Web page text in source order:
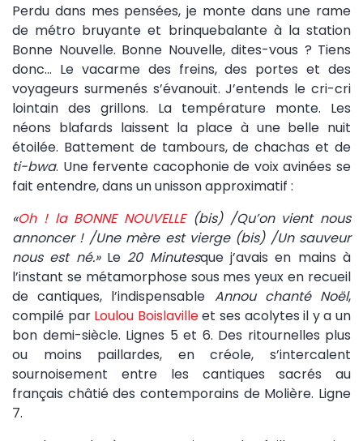
Perdu dans mes pensées, je monte dans une rame
de métro bruyante et brinquebalante à la station
Bonne Nouvelle. Bonne Nouvelle, dites-vous ? Tiens
donc… Le vacarme des freins, des portes et des
voyageurs surmenés s’évanouit. J’entends le cri-cri
lointain des grillons. La température monte. Les
néons blafards laissent la place à une belle nuit
étoilée. Battement de tambours, de chachas et de
ti-bwa. Une fervente cacophonie de voix avinées se
fait entendre, dans un unisson approximatif :
«Oh ! la BONNE NOUVELLE(bis) /Qu’on vient nous
annoncer ! /Une mère est vierge (bis) /Un sauveur
nous est né.»Le 20 Minutesque j’avais en mains à
l’instant se métamorphose sous mes yeux en recueil
de cantiques, l’indispensable Annou chanté Noël,
compilé par Loulou Boislavilleet ses acolytes il y a un
bon demi-siècle. Lignes 5 et 6. Des ritournelles plus
ou moins paillardes, en créole, s’intercalent
sournoisement entre les cantiques sacrés au
français châtié des contemporains de Molière. Ligne
7.